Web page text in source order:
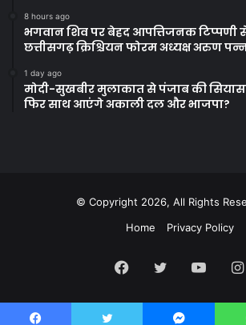
8 hours ago
भगवान शिव पर बेहद आपत्तिजनक टिप्पणी
छत्तीसगढ़ क्रिश्चियन फोरम अध्यक्ष अरुण
1 day ago
मोदी-सुखबीर मुलाकात से पंजाब की
फिर साथ आएंगे अकाली दल और भाजपा?
© Copyright 2026, All Rights
Home
Privacy Policy
Facebook
Twitter